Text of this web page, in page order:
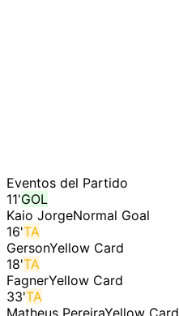
Eventos del Partido
11'GOL
Kaio JorgeNormal Goal
16'TA
GersonYellow Card
18'TA
FagnerYellow Card
33'TA
Matheus PereiraYellow Card